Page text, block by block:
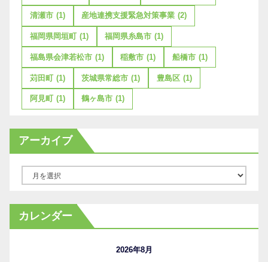
清瀬市 (1) 産地連携支援緊急対策事業 (2)
福岡県岡垣町 (1) 福岡県糸島市 (1)
福島県会津若松市 (1) 稲敷市 (1) 船橋市 (1)
苅田町 (1) 茨城県常総市 (1) 豊島区 (1)
阿見町 (1) 鶴ヶ島市 (1)
アーカイブ
カ
イ
カレンダー
2026年8月